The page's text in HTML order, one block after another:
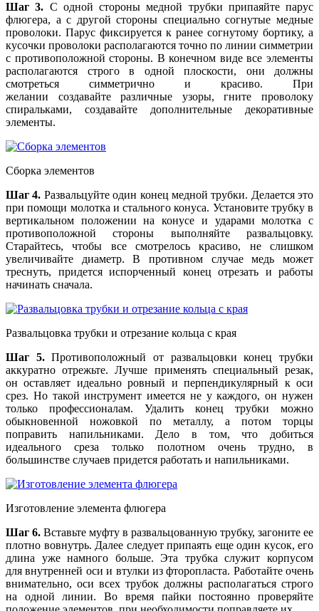
Шаг 3. С одной стороны медной трубки припаяйте парус
флюгера, а с другой стороны специально согнутые медные
проволоки. Парус фиксируется к ранее согнутому бортику, а
кусочки проволоки располагаются точно по линии симметрии
с противоположной стороны. В конечном виде все элементы
располагаются строго в одной плоскости, они должны
смотреться симметрично и красиво. При
желании создавайте различные узоры, гните проволоку
спиральками, создавайте дополнительные декоративные
элементы.
Сборка элементов
Шаг 4. Развальцуйте один конец медной трубки. Делается это
при помощи молотка и стального конуса. Установите трубку в
вертикальном положении на конусе и ударами молотка с
противоположной стороны выполняйте развальцовку.
Старайтесь, чтобы все смотрелось красиво, не слишком
увеличивайте диаметр. В противном случае медь может
треснуть, придется испорченный конец отрезать и работы
начинать сначала.
Развальцовка трубки и отрезание кольца с края
Шаг 5.Противоположный от развальцовки конец трубки
аккуратно отрежьте. Лучше применять специальный резак,
он оставляет идеально ровный и перпендикулярный к оси
срез. Но такой инструмент имеется не у каждого, он нужен
только профессионалам. Удалить конец трубки можно
обыкновенной ножовкой по металлу, а потом торцы
поправить напильниками. Дело в том, что добиться
идеального среза только полотном очень трудно, в
большинстве случаев придется работать и напильниками.
Изготовление элемента флюгера
Шаг 6. Вставьте муфту в развальцованную трубку, загоните ее
плотно вовнутрь. Далее следует припаять еще один кусок, его
длина уже намного больше. Эта трубка служит корпусом
для внутренней оси и втулки из фторопласта. Работайте очень
внимательно, оси всех трубок должны располагаться строго
на одной линии. Во время пайки постоянно проверяйте